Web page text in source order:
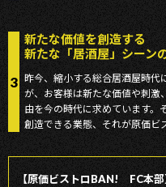
3
新たな価値を創造する
新たな「居酒屋」シーン
昨今、縮⼩する総合居酒屋時代
が、お客様は新たな価値や刺激
由を今の時代に求めています。
創造できる業態、それが原価ビ
【原価ビストロBAN! FC本部